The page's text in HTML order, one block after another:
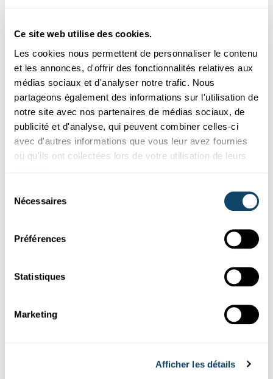
Ce site web utilise des cookies.
Les cookies nous permettent de personnaliser le contenu
et les annonces, d'offrir des fonctionnalités relatives aux
médias sociaux et d'analyser notre trafic. Nous
partageons également des informations sur l'utilisation de
notre site avec nos partenaires de médias sociaux, de
publicité et d'analyse, qui peuvent combiner celles-ci
avec d'autres informations que vous leur avez fournies
ou qu'ils ont collectées lors de votre utilisation de leurs
Nécessaires
Préférences
Statistiques
Marketing
Afficher les détails
refusé les cookies liés aux réseaux sociaux.
Pour les voir, veuillez changer vos
préférences.
CHANGER MES PRÉFÉRENCES
chaîne Youtube
Suivez le monde de la science et de
Abonnez-vous gratuitement à notre newsletter et recevez
Souscrivez à notre newsletter